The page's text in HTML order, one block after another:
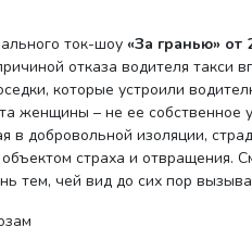
ток-шоу «За гранью» от
отказа водителя такси
которые устроили
женщины – не ее
добровольной изоляции,
страха и отвращения.
тем, чей вид до сих пор